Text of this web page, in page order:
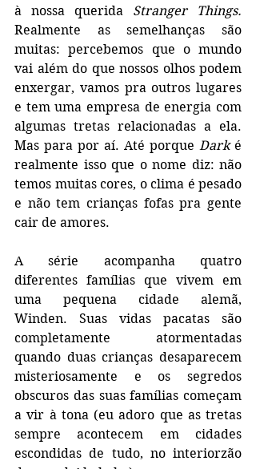
à nossa querida
Realmente as semelhanças são
muitas: percebemos que o mundo
vai além do que nossos olhos podem
enxergar, vamos pra outros lugares
e tem uma empresa de energia com
algumas tretas relacionadas a ela.
Mas para por aí. Até porque Dark é
realmente isso que o nome diz: não
temos muitas cores, o clima é pesado
e não tem crianças fofas pra gente
cair de amores.
A série acompanha quatro
diferentes famílias que vivem em
uma pequena cidade alemã,
Winden. Suas vidas pacatas são
completamente atormentadas
quando duas crianças desaparecem
misteriosamente e os segredos
obscuros das suas famílias começam
a vir à tona (eu adoro que as tretas
sempre acontecem em cidades
escondidas de tudo, no interiorzão